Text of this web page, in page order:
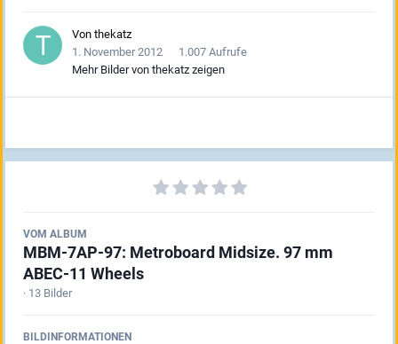
Von thekatz
1. November 2012
1.007 Aufrufe
Mehr Bilder von thekatz zeigen
VOM ALBUM
MBM-7AP-97: Metroboard Midsize. 97 mm
ABEC-11 Wheels
· 13 Bilder
BILDINFORMATIONEN